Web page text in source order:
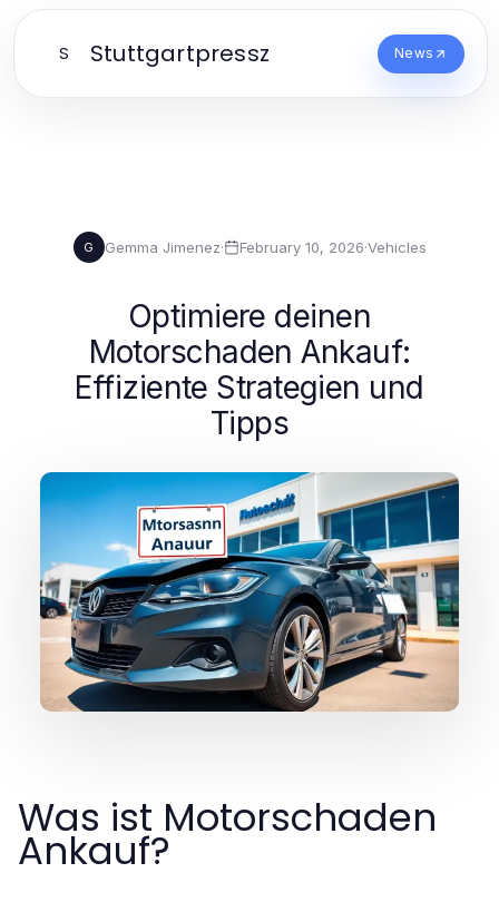
S Stuttgartpressz News
G Gemma Jimenez· February 10, 2026·Vehicles
Optimiere deinen
Motorschaden Ankauf:
Effiziente Strategien und
Tipps
Was ist Motorschaden
Ankauf?